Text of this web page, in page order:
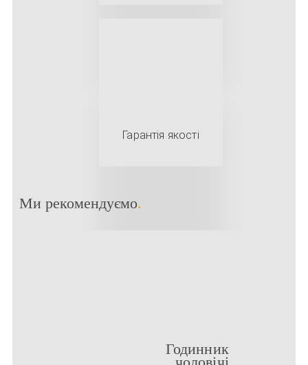
Гарантія якості
Ми рекомендуємо.
Годинник